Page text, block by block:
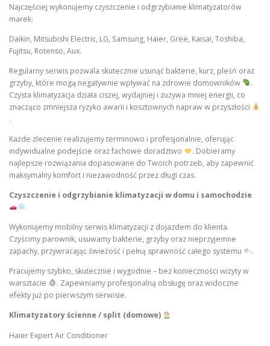
Najczęściej wykonujemy czyszczenie i odgrzybianie klimatyzatorów
marek:
Daikin, Mitsubishi Electric, LG, Samsung, Haier, Gree, Kaisai, Toshiba,
Fujitsu, Rotenso, Aux.
Regularny serwis pozwala skutecznie usunąć bakterie, kurz, pleśń oraz
grzyby, które mogą negatywnie wpływać na zdrowie domowników
.
Czysta klimatyzacja działa ciszej, wydajniej i zużywa mniej energii, co
znacząco zmniejsza ryzyko awarii i kosztownych napraw w przyszłości
.
Każde zlecenie realizujemy terminowo i profesjonalnie, oferując
indywidualne podejście oraz fachowe doradztwo
. Dobieramy
najlepsze rozwiązania dopasowane do Twoich potrzeb, aby zapewnić
maksymalny komfort i niezawodność przez długi czas.
Czyszczenie i odgrzybianie klimatyzacji w domu i samochodzie
Wykonujemy mobilny serwis klimatyzacji z dojazdem do klienta.
Czyścimy parownik, usuwamy bakterie, grzyby oraz nieprzyjemne
zapachy, przywracając świeżość i pełną sprawność całego systemu
.
Pracujemy szybko, skutecznie i wygodnie – bez konieczności wizyty w
warsztacie
. Zapewniamy profesjonalną obsługę oraz widoczne
efekty już po pierwszym serwisie.
Klimatyzatory ścienne / split (domowe)
Haier Expert Air Conditioner